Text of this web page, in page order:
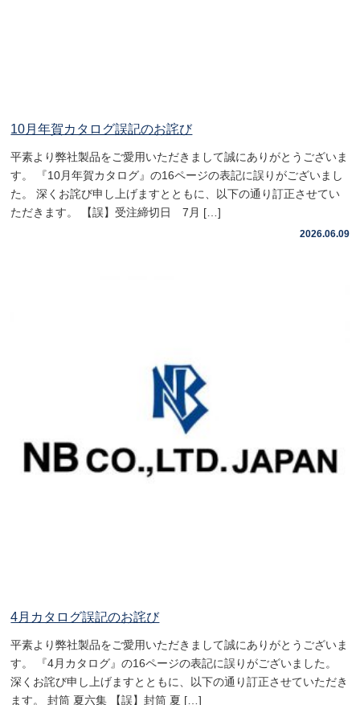
10月年賀カタログ誤記のお詫び
平素より弊社製品をご愛用いただきまして誠にありがとうございま
す。 『10月年賀カタログ』の16ページの表記に誤りがございまし
た。 深くお詫び申し上げますとともに、以下の通り訂正させてい
ただきます。 【誤】受注締切日 7月 […]
2026.06.09
4月カタログ誤記のお詫び
平素より弊社製品をご愛用いただきまして誠にありがとうございま
す。 『4月カタログ』の16ページの表記に誤りがございました。
深くお詫び申し上げますとともに、以下の通り訂正させていただき
ます。 封筒 夏六集 【誤】封筒 夏 […]